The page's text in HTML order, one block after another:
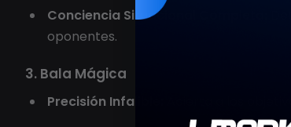
Conciencia Situacional Completa:
oponentes.
3. Bala Mágica
Precisión Infalible: Acierta a los